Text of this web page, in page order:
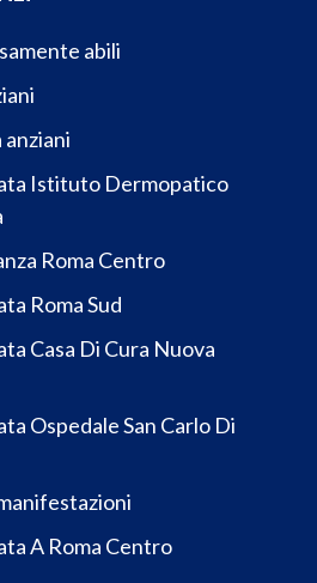
abili
Istituto Dermopatico
Roma Centro
Roma Sud
Casa Di Cura Nuova
Ospedale San Carlo Di
A Roma Centro